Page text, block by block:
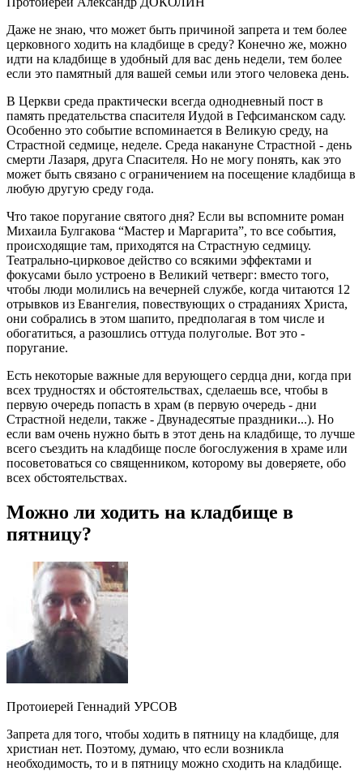
Даже не знаю, что может быть причиной запрета и тем более
церковного ходить на кладбище в среду? Конечно же, можно
идти на кладбище в удобный для вас день недели, тем более
если это памятный для вашей семьи или этого человека день.
В Церкви среда практически всегда однодневный пост в
память предательства спасителя Иудой в Гефсиманском саду.
Особенно это событие вспоминается в Великую среду, на
Страстной седмице, неделе. Среда накануне Страстной - день
смерти Лазаря, друга Спасителя. Но не могу понять, как это
может быть связано с ограничением на посещение кладбища в
любую другую среду года.
Что такое поругание святого дня? Если вы вспомните роман
Михаила Булгакова “Мастер и Маргарита”, то все события,
происходящие там, приходятся на Страстную седмицу.
Театрально-цирковое действо со всякими эффектами и
фокусами было устроено в Великий четверг: вместо того,
чтобы люди молились на вечерней службе, когда читаются 12
отрывков из Евангелия, повествующих о страданиях Христа,
они собрались в этом шапито, предполагая в том числе и
обогатиться, а разошлись оттуда полуголые. Вот это -
поругание.
Есть некоторые важные для верующего сердца дни, когда при
всех трудностях и обстоятельствах, сделаешь все, чтобы в
первую очередь попасть в храм (в первую очередь - дни
Страстной недели, также - Двунадесятые праздники...). Но
если вам очень нужно быть в этот день на кладбище, то лучше
всего съездить на кладбище после богослужения в храме или
посоветоваться со священником, которому вы доверяете, обо
всех обстоятельствах.
Можно ли ходить на кладбище в
пятницу?
Протоиерей Геннадий УРСОВ
Запрета для того, чтобы ходить в пятницу на кладбище, для
христиан нет. Поэтому, думаю, что если возникла
необходимость, то и в пятницу можно сходить на кладбище.